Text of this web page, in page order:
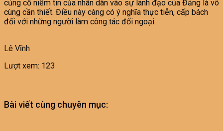
củng cố niềm tin của nhân dân vào sự lãnh đạo của Đảng là vô
cùng cần thiết. Điều này càng có ý nghĩa thực tiễn, cấp bách
đối với những người làm công tác đối ngoại.
Lê Vĩnh
Lượt xem: 123
Bài viết cùng chuyên mục: